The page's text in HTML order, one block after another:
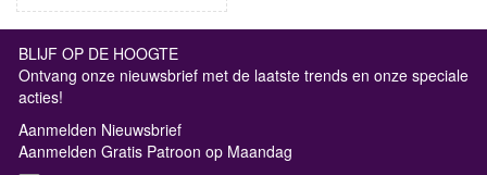
BLIJF OP DE HOOGTE
Ontvang onze nieuwsbrief met de laatste trends en onze speciale
acties!
Aanmelden Nieuwsbrief
Aanmelden Gratis Patroon op Maandag